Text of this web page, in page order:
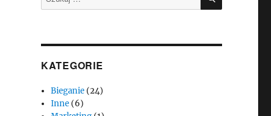
KATEGORIE
Bieganie (24)
Inne (6)